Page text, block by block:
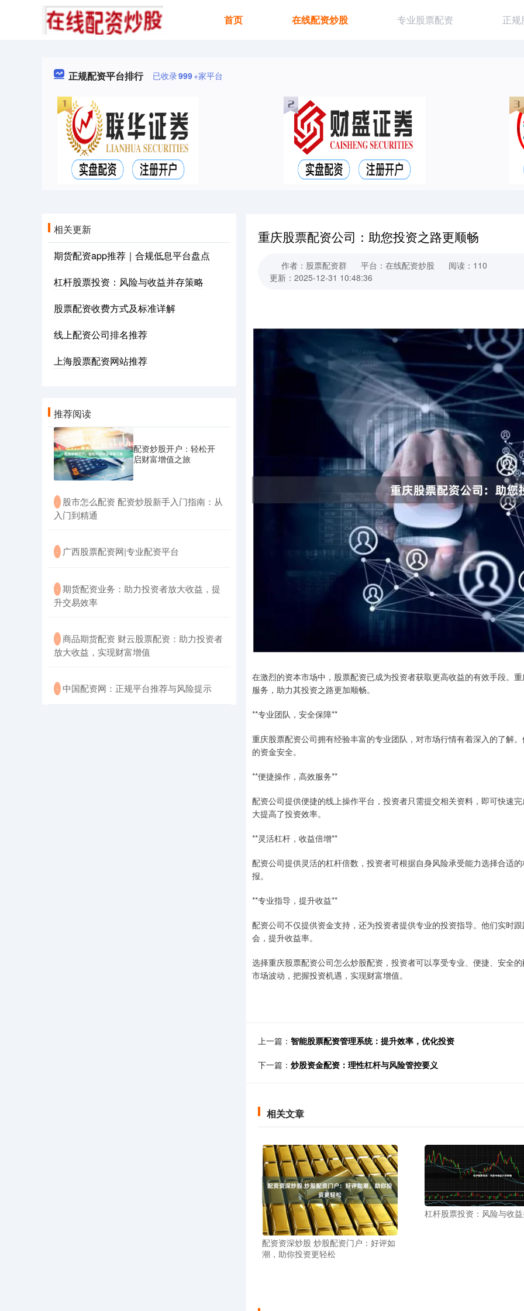
首页 在线配资炒股 专业股票配资 正
正规配资平台排行 已收录999+家平台
重庆股票配资公司：助您投资之路更顺畅
作者：股票配资群 平台：在线配资炒股
阅读：110
更新：2025-12-31 10:48:36
在激烈的资本市场中，股票配资已成为投资者获取更高收益的有效手段。
服务，助力其投资之路更加顺畅。
**专业团队，安全保障**
重庆股票配资公司拥有经验丰富的专业团队，对市场行情有着深入的了解
的资金安全。
**便捷操作，高效服务**
配资公司提供便捷的线上操作平台，投资者只需提交相关资料，即可快速
大提高了投资效率。
**灵活杠杆，收益倍增**
配资公司提供灵活的杠杆倍数，投资者可根据自身风险承受能力选择合适
报。
**专业指导，提升收益**
配资公司不仅提供资金支持，还为投资者提供专业的投资指导。他们实时
会，提升收益率。
选择重庆股票配资公司怎么炒股配资，投资者可以享受专业、便捷、安全
市场波动，把握投资机遇，实现财富增值。
上一篇： 智能股票配资管理系统：提升效率，优化投资
下一篇： 炒股资金配资：理性杠杆与风险管控要义
相关文章
配资资深炒股 炒股配资门户：好评如
潮，助你投资更轻松
杠杆股票投资：风险与收
相关更新
期货配资app推荐｜合规低息平台盘点
杠杆股票投资：风险与收益并存策略
股票配资收费方式及标准详解
线上配资公司排名推荐
上海股票配资网站推荐
推荐阅读
配资炒股开户：轻松开
启财富增值之旅
· ​股市怎么配资 配资炒股新手入门指南：从
入门到精通
· ​广西股票配资网|专业配资平台
· ​期货配资业务：助力投资者放大收益，提
升交易效率
· ​商品期货配资 财云股票配资：助力投资者
放大收益，实现财富增值
· ​中国配资网：正规平台推荐与风险提示